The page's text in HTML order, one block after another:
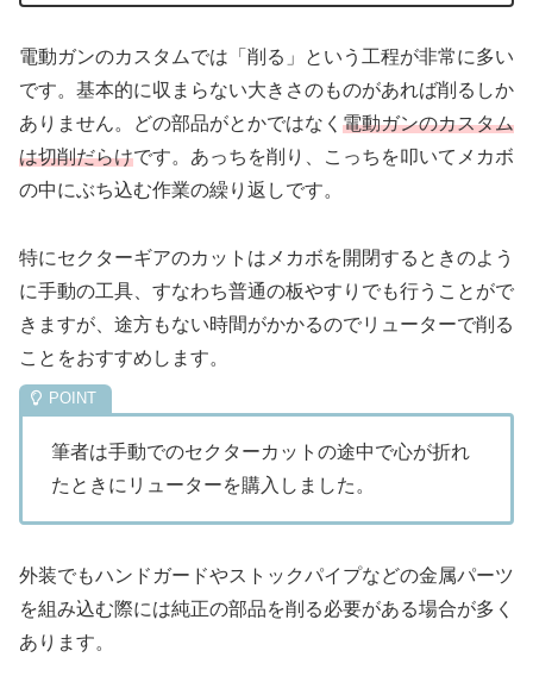
電動ガンのカスタムでは「削る」という工程が非常に多い
です。基本的に収まらない大きさのものがあれば削るしか
ありません。どの部品がとかではなく 電動ガンのカスタム
は切削だらけです。あっちを削り、こっちを叩いてメカボ
の中にぶち込む作業の繰り返しです。
特にセクターギアのカットはメカボを開閉するときのよう
に手動の工具、すなわち普通の板やすりでも行うことがで
きますが、途方もない時間がかかるのでリューターで削る
ことをおすすめします。
筆者は手動でのセクターカットの途中で心が折れ
たときにリューターを購入しました。
外装でもハンドガードやストックパイプなどの金属パーツ
を組み込む際には純正の部品を削る必要がある場合が多く
あります。